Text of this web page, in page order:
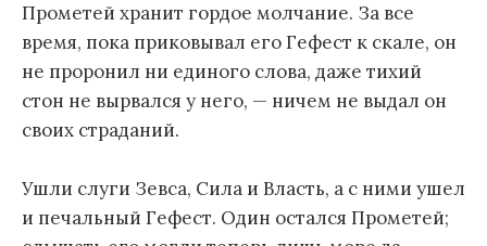
Прометей хранит гордое молчание. За все
время, пока приковывал его Гефест к скале, он
не проронил ни единого слова, даже тихий
стон не вырвался у него, — ничем не выдал он
своих страданий.
Ушли слуги Зевса, Сила и Власть, а с ними ушел
и печальный Гефест. Один остался Прометей;